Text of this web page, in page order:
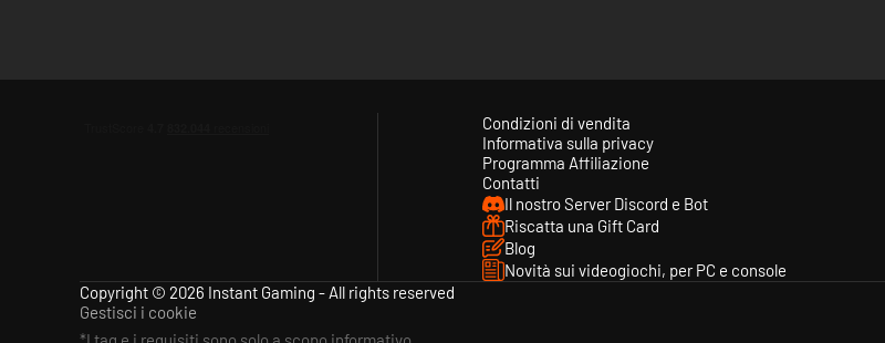
Condizioni di vendita
Informativa sulla privacy
Programma Affiliazione
Contatti
Il nostro Server Discord e Bot
Riscatta una Gift Card
Blog
Novità sui videogiochi, per PC e console
Copyright © 2026 Instant Gaming - All rights reserved
Gestisci i cookie